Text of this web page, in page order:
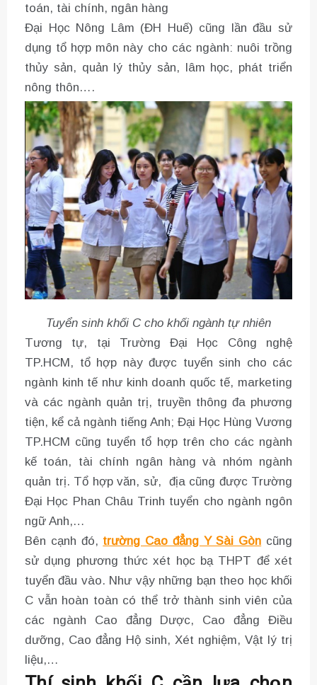
toán, tài chính, ngân hàng
Đại Học Nông Lâm (ĐH Huế) cũng lần đầu sử
dụng tổ hợp môn này cho các ngành: nuôi trồng
thủy sản, quản lý thủy sản, lâm học, phát triển
nông thôn….
Tuyển sinh khối C cho khối ngành tự nhiên
Tương tự, tại Trường Đại Học Công nghệ
TP.HCM, tổ hợp này được tuyển sinh cho các
ngành kinh tế như kinh doanh quốc tế, marketing
và các ngành quản trị, truyền thông đa phương
tiện, kể cả ngành tiếng Anh; Đại Học Hùng Vương
TP.HCM cũng tuyển tổ hợp trên cho các ngành
kế toán, tài chính ngân hàng và nhóm ngành
quản trị. Tổ hợp văn, sử, địa cũng được Trường
Đại Học Phan Châu Trinh tuyển cho ngành ngôn
ngữ Anh,…
Bên cạnh đó, trường Cao đẳng Y Sài Gòn cũng
sử dụng phương thức xét học bạ THPT để xét
tuyển đầu vào. Như vậy những bạn theo học khối
C vẫn hoàn toàn có thể trở thành sinh viên của
các ngành Cao đẳng Dược, Cao đẳng Điều
dưỡng, Cao đẳng Hộ sinh, Xét nghiệm, Vật lý trị
liệu,…